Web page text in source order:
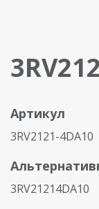
Артикул
3RV2121-4DA10
3RV21214DA10